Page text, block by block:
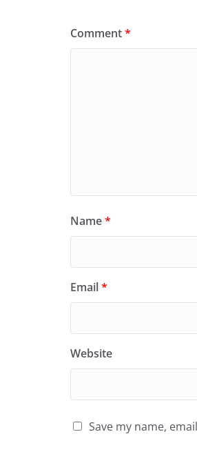
Comment*
Name*
Email*
Website
Save my name,